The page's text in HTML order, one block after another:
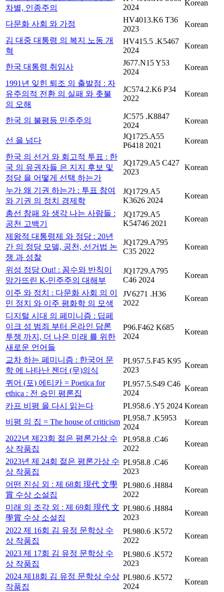
차별, 인종주의
2024
Korean
다문화 사회 와 가정
HV4013.K6 T36
2023
Korean
김 대중 대통령 의 복지 노동 개
혁
HV415.5 .K5467
2024
Korean
한국 대통령 취임사
J677.N15 Y53
2024
Korean
1991년 잊힌 퇴조 의 출발점 : 자
유주의적 전환 의 실패 와 촛불
의 오해
JC574.2.K6 P34
2022
Korean
한국 의 불평등 민주주의
JC575 .K8847
2024
Korean
선 을 넘다
JQ1725.A55
P6418 2021
Korean
한국 의 선거 와 회고적 투표 : 한
국 의 유권자들 은 지지 후보 및
정당 을 어떻게 선택 하는가
JQ1729.A5 C427
2023
Korean
누가 왜 기권 하는가 : 투표 참여
와 기권 의 정치 경제학
JQ1729.A5
K3626 2024
Korean
총선 참패 와 생각 나는 사람들 :
공천 고백기
JQ1729.A5
K54746 2021
Korean
제왕적 대통령제 와 정당 : 20년
간 의 정당 모델, 공천, 선거법 논
쟁 과 성찰
JQ1729.A795
C35 2022
Korean
위성 정당 Out! : 꼼수와 반칙이
망가뜨린 K-민주주의 대해부
JQ1729.A795
C46 2024
Korean
이주 와 정치 : 다문화 사회 의 이
민 정치 와 이주 평화학 의 모색
JV6271 .H36
2022
Korean
디지털 시대 의 페미니즘 : 딥페
이크 성 범죄 부터 온라인 담론
투쟁 까지, 더 나은 미래 를 위한
새로운 언어들
P96.F462 K685
2024
Korean
교차 하는 페미니즘 : 한국어 문
학 에 나타난 젠더 (무)의식
PL957.5.F45 K95
2023
Korean
퀴어 (포) 에티카 = Poetica for
ethica : 전 승민 평론집
PL957.5.S49 C46
2024
Korean
카프 비평 을 다시 읽는다 PL958.6 .Y5 2024 Korean
비평 의 집 = The house of criticism PL958.7 .K5953
2024
Korean
2022년 제23회 젊은 평론가상 수
상 작품집
PL958.8 .C46
2022
Korean
2023년 제 24회 젊은 평론가상 수
상 작품집
PL958.8 .C46
2023
Korean
어떤 진심 외 : 제 68회 現代 文學
賞 수상 소설집
PL980.6 .H884
2022
Korean
미래 의 조각 외 : 제 69회 現代 文
學賞 수상 소설집
PL980.6 .H884
2023
Korean
2022 제 16회 김 유정 문학상 수
상 작품집
PL980.6 .K572
2022
Korean
2023 제 17회 김 유정 문학상 수
상 작품집
PL980.6 .K572
2023
Korean
2024 제18회 김 유정 문학상 수상
작품집
PL980.6 .K572
2024
Korean